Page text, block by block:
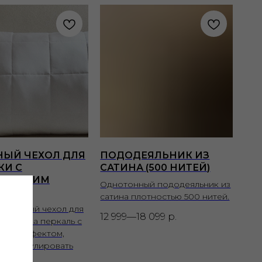
ЧЕХОЛ ДЛЯ
С
чехол для
хлопка перкаль с
эффектом,
регулировать
ПОДОДЕЯЛЬНИК ИЗ
САТИНА (500 НИТЕЙ)
Однотонный пододеяльник из
сатина плотностью 500 нитей.
12 999—18 099 р.